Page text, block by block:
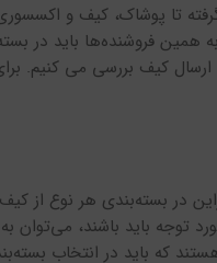
تا پوشاک، کیف و
فروشنده‌ها باید در
کیف بررسی می کنیم.
در بسته‌بندی هر نوع از
توجه باید باشند،
که باید در انتخاب